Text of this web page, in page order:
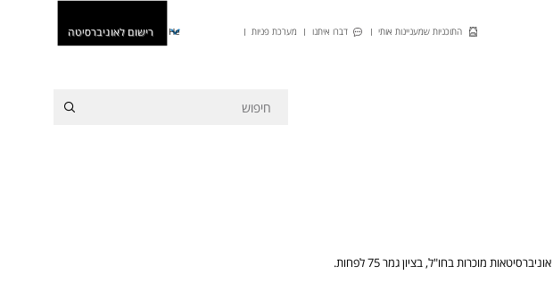
התוכניות שמעניינות אותי דברו איתנו מערכת פניות He רישום לאוניברסיטה
מוכרות בחו"ל, בציון גמר 75 לפחות.